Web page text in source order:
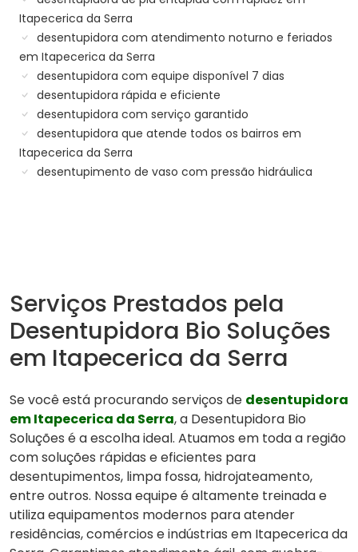
Itapecerica da Serra
desentupidora com atendimento noturno e feriados
em Itapecerica da Serra
desentupidora com equipe disponível 7 dias
desentupidora rápida e eficiente
desentupidora com serviço garantido
desentupidora que atende todos os bairros em
Itapecerica da Serra
desentupimento de vaso com pressão hidráulica
Serviços Prestados pela
Desentupidora Bio Soluções
em Itapecerica da Serra
Se você está procurando serviços de desentupidora
em Itapecerica da Serra, a Desentupidora Bio
Soluções é a escolha ideal. Atuamos em toda a região
com soluções rápidas e eficientes para
desentupimentos, limpa fossa, hidrojateamento,
entre outros. Nossa equipe é altamente treinada e
utiliza equipamentos modernos para atender
residências, comércios e indústrias em Itapecerica da